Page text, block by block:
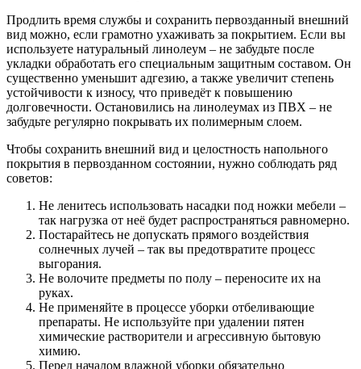
Продлить время службы и сохранить первозданный внешний
вид можно, если грамотно ухаживать за покрытием. Если вы
используете натуральный линолеум – не забудьте после
укладки обработать его специальным защитным составом. Он
существенно уменьшит адгезию, а также увеличит степень
устойчивости к износу, что приведёт к повышению
долговечности. Остановились на линолеумах из ПВХ – не
забудьте регулярно покрывать их полимерным слоем.
Чтобы сохранить внешний вид и целостность напольного
покрытия в первозданном состоянии, нужно соблюдать ряд
советов:
Не ленитесь использовать насадки под ножки мебели –
так нагрузка от неё будет распространяться равномерно.
Постарайтесь не допускать прямого воздействия
солнечных лучей – так вы предотвратите процесс
выгорания.
Не волочите предметы по полу – переносите их на
руках.
Не применяйте в процессе уборки отбеливающие
препараты. Не используйте при удалении пятен
химические растворители и агрессивную бытовую
химию.
Перед началом влажной уборки обязательно